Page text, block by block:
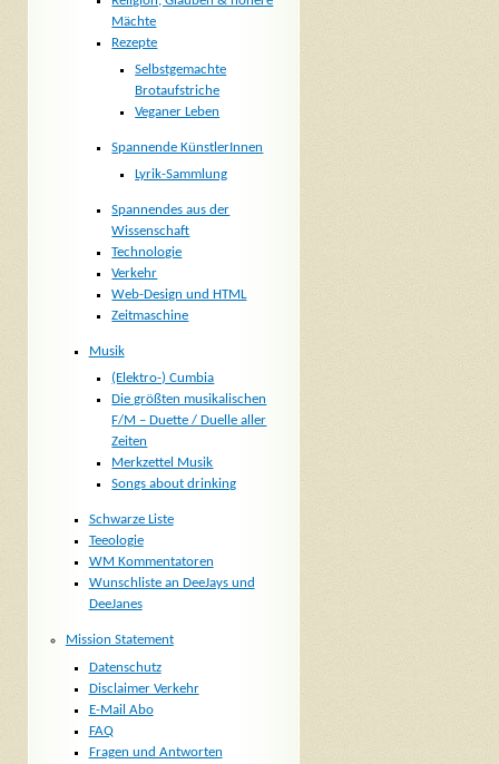
Mächte
Rezepte
Selbstgemachte
Brotaufstriche
Veganer Leben
Spannende KünstlerInnen
Lyrik-Sammlung
Spannendes aus der
Wissenschaft
Technologie
Verkehr
Web-Design und HTML
Zeitmaschine
Musik
(Elektro-) Cumbia
Die größten musikalischen
F/M – Duette / Duelle aller
Zeiten
Merkzettel Musik
Songs about drinking
Schwarze Liste
Teeologie
WM Kommentatoren
Wunschliste an DeeJays und
DeeJanes
Mission Statement
Datenschutz
Disclaimer Verkehr
E-Mail Abo
FAQ
Fragen und Antworten